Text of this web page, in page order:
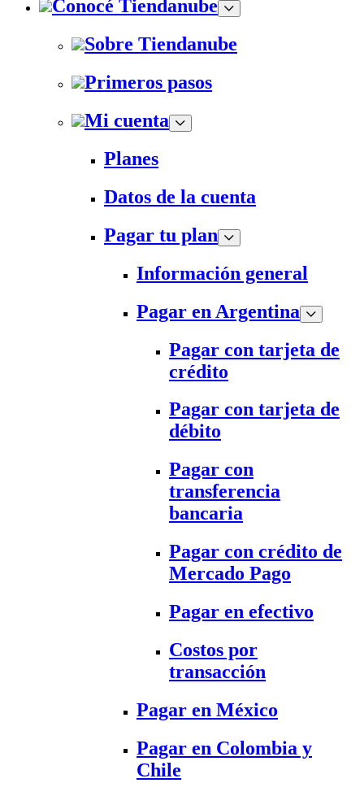
Conocé Tiendanube
Sobre Tiendanube
Primeros pasos
Mi cuenta
Planes
Datos de la cuenta
Pagar tu plan
Información general
Pagar en Argentina
Pagar con tarjeta de
crédito
Pagar con tarjeta de
débito
Pagar con
transferencia
bancaria
Pagar con crédito de
Mercado Pago
Pagar en efectivo
Costos por
transacción
Pagar en México
Pagar en Colombia y
Chile